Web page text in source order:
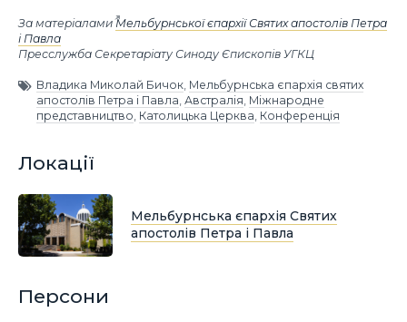
За матеріаламиМельбурнської єпархії Святих апостолів Петра
і Павла
Пресслужба Секретаріату Синоду Єпископів УГКЦ
Владика Миколай Бичок, Мельбурнська єпархія святих
апостолів Петра і Павла, Австралія, Міжнародне
представництво, Католицька Церква, Конференція
Локації
Мельбурнська єпархія Святих
апостолів Петра і Павла
Персони